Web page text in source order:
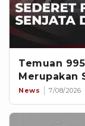
Temuan
Merupakan
News 7/08/2026